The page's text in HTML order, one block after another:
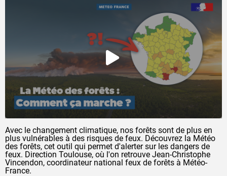
Avec le changement climatique, nos forêts sont de plus en
plus vulnérables à des risques de feux. Découvrez la Météo
des forêts, cet outil qui permet d'alerter sur les dangers de
feux. Direction Toulouse, où l'on retrouve Jean-Christophe
Vincendon, coordinateur national feux de forêts à Météo-
France.